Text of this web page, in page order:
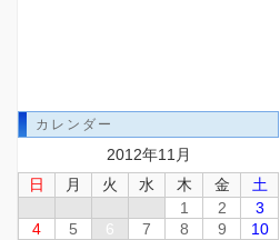
カレンダー
2012年11月
日
月 火 水 木 金
土
1
2
3
4
5 6 7 8 9
10